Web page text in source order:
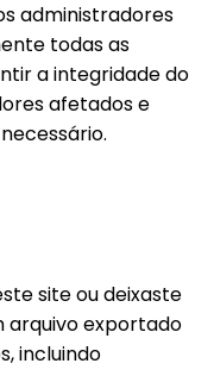
administradores
todas as
a integridade do
afetados e
site ou deixaste
arquivo exportado
incluindo